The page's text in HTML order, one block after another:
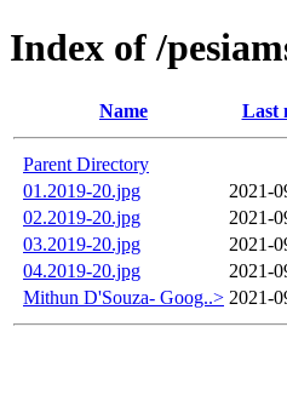
Index of /
Name Last
Parent Directory
01.2019-20.jpg
2021-
02.2019-20.jpg
2021-
03.2019-20.jpg
2021-
04.2019-20.jpg
2021-
Mithun D'Souza- Goog..> 2021-